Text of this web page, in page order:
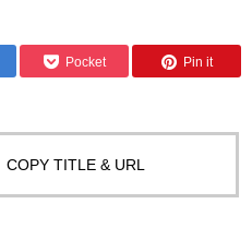
Pocket Pin it
COPY TITLE & URL